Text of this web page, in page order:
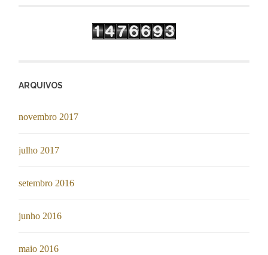
ARQUIVOS
novembro 2017
julho 2017
setembro 2016
junho 2016
maio 2016